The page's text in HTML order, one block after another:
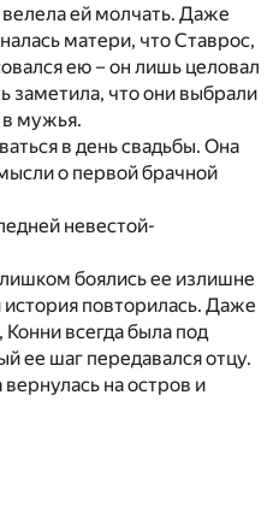
ей молчать. Даже
матери, что Ставрос,
ею – он лишь целовал
заметила, что они выбрали
в мужья.
в день свадьбы. Она
о первой брачной
невестой-
боялись ее излишне
история повторилась. Даже
Конни всегда была под
ее шаг передавался отцу.
на остров и